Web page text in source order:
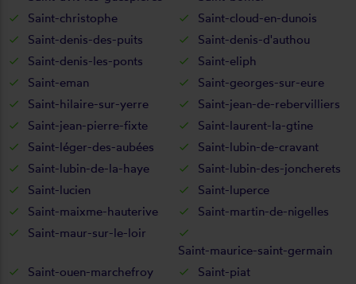
Saint-christophe
Saint-cloud-en-dunois
Saint-denis-des-puits
Saint-denis-d'authou
Saint-denis-les-ponts
Saint-eliph
Saint-eman
Saint-georges-sur-eure
Saint-hilaire-sur-yerre
Saint-jean-de-rebervilliers
Saint-jean-pierre-fixte
Saint-laurent-la-gtine
Saint-léger-des-aubées
Saint-lubin-de-cravant
Saint-lubin-de-la-haye
Saint-lubin-des-joncherets
Saint-lucien
Saint-luperce
Saint-maixme-hauterive
Saint-martin-de-nigelles
Saint-maur-sur-le-loir
Saint-maurice-saint-germain
Saint-ouen-marchefroy
Saint-piat